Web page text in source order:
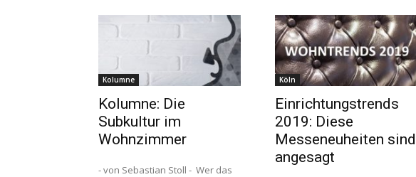
Kolumne
Kolumne: Die
Subkultur im
Wohnzimmer
- von Sebastian Stoll - Wer das
Köln
Einrichtungstrends
2019: Diese
Messeneuheiten sind
angesagt